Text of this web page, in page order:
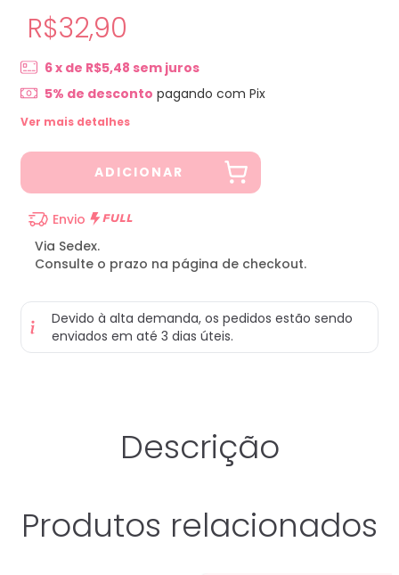
R$32,90
6x de R$5,48 sem juros
5% de desconto pagando com Pix
Ver mais detalhes
Envio
Via Sedex.
Consulte o prazo na página de checkout.
Devido à alta demanda, os pedidos estão sendo
enviados em até 3 dias úteis.
Descrição
Produtos relacionados